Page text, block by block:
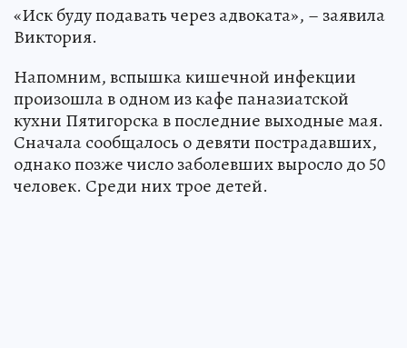
«Иск буду подавать через адвоката», – заявила
Виктория.
Напомним, вспышка кишечной инфекции
произошла в одном из кафе паназиатской
кухни Пятигорска в последние выходные мая.
Сначала сообщалось о девяти пострадавших,
однако позже число заболевших выросло до 50
человек. Среди них трое детей.